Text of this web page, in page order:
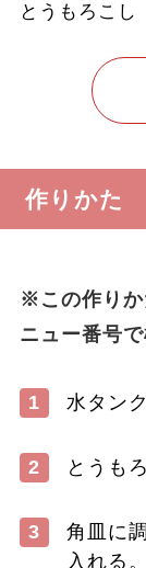
とうもろこし
作りかた
※この作りか
ニュー番号
1 水タン
2 とうも
3 角皿に
入れる。